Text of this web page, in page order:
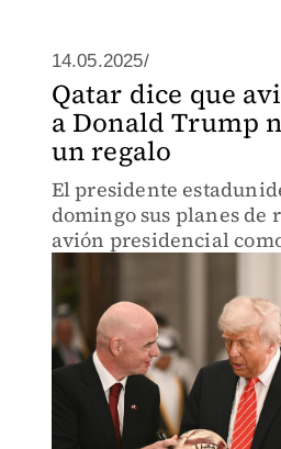
14.05.2025/
Qatar dice que
a Donald Trump
un regalo
El presidente
domingo sus planes
avión presidencial